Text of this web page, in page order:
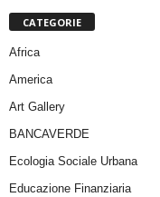
CATEGORIE
Africa
America
Art Gallery
BANCAVERDE
Ecologia Sociale Urbana
Educazione Finanziaria